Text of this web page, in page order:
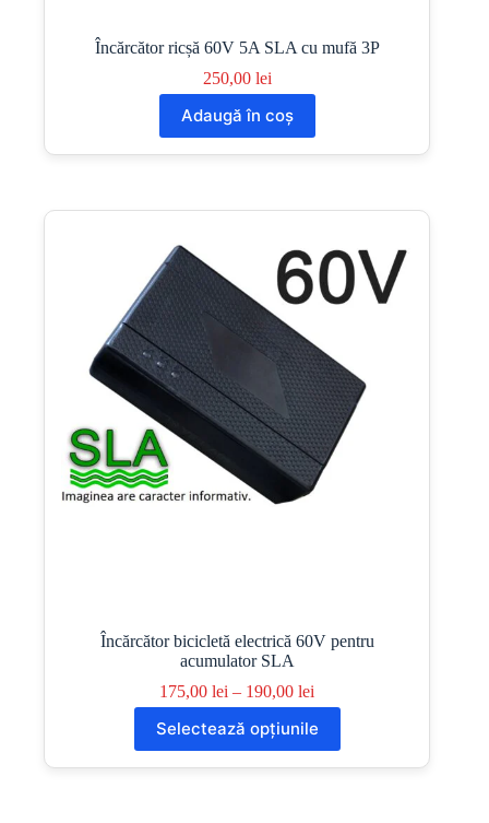
Încărcător ricșă 60V 5A SLA cu mufă 3P
250,00 lei
Adaugă în coș
Încărcător bicicletă electrică 60V pentru
acumulator SLA
175,00lei – 190,00lei
de
prețuri:
175,00 lei
până
Selectează opțiunile
produs
are
mai